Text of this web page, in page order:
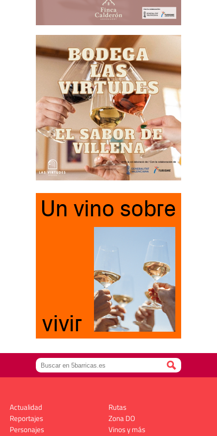
Actualidad
Reportajes
Personajes
Rutas
Zona DO
Vinos y más